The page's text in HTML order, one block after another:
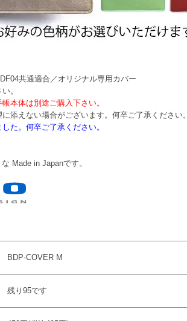
共通適合／オリジナル専用カバー
。
本体は別途ご購入下さい。
添えない場合がございます。何卒ご了承ください。
た。何卒ご了承ください。
Made in Japanです。
BDP-COVER M
残り95です